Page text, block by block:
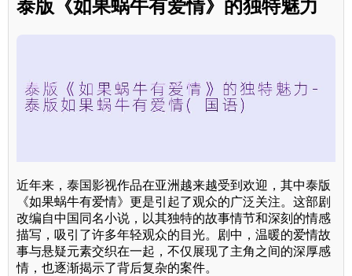
泰版《如果蜗牛有爱情》的独特魅力
近年来，泰国影视作品在亚洲越来越受到欢迎，其中泰版
《如果蜗牛有爱情》更是引起了观众的广泛关注。这部剧
改编自中国同名小说，以其独特的故事情节和深刻的情感
描写，吸引了许多年轻观众的目光。剧中，温暖的爱情故
事与悬疑元素交织在一起，不仅展现了主角之间的深厚感
情，也逐渐揭示了背后复杂的案件。